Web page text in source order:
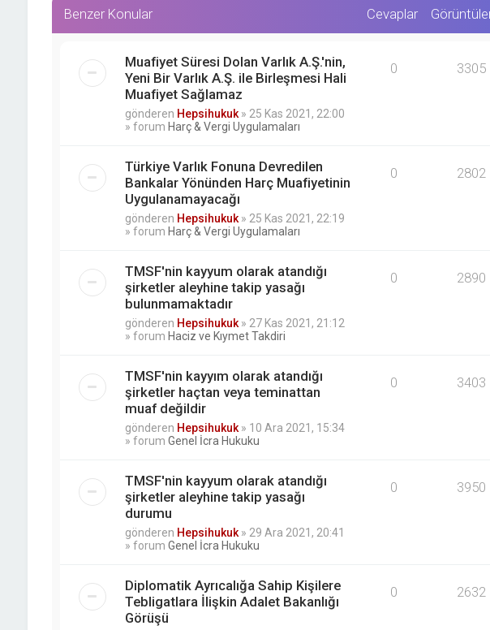
Benzer Konular Cevaplar
Muafiyet Süresi Dolan Varlık A.Ş.'nin,
Yeni Bir Varlık A.Ş. ile Birleşmesi Hali
Muafiyet Sağlamaz
gönderen Hepsihukuk» 25 Kas 2021, 22:00
» forum Harç & Vergi Uygulamaları
0 3305
Türkiye Varlık Fonuna Devredilen
Bankalar Yönünden Harç Muafiyetinin
Uygulanamayacağı
gönderen Hepsihukuk» 25 Kas 2021, 22:19
» forum Harç & Vergi Uygulamaları
0 2802
TMSF'nin kayyum olarak atandığı
şirketler aleyhine takip yasağı
bulunmamaktadır
gönderen Hepsihukuk» 27 Kas 2021, 21:12
» forum Haciz ve Kıymet Takdiri
0 2890
TMSF'nin kayyım olarak atandığı
şirketler haçtan veya teminattan
muaf değildir
gönderen Hepsihukuk» 10 Ara 2021, 15:34
» forum Genel İcra Hukuku
0 3403
TMSF'nin kayyum olarak atandığı
şirketler aleyhine takip yasağı
durumu
gönderen Hepsihukuk» 29 Ara 2021, 20:41
» forum Genel İcra Hukuku
0 3950
Diplomatik Ayrıcalığa Sahip Kişilere
Tebligatlara İlişkin Adalet Bakanlığı
Görüşü
0 2632